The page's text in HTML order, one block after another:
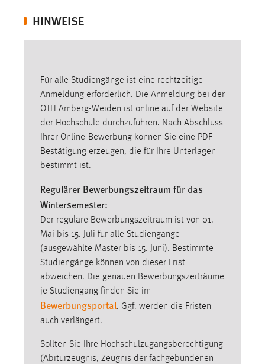
HINWEISE
Für alle Studiengänge ist eine rechtzeitige
Anmeldung erforderlich. Die Anmeldung bei der
OTH Amberg-Weiden ist online auf der Website
der Hochschule durchzuführen. Nach Abschluss
Ihrer Online-Bewerbung können Sie eine PDF-
Bestätigung erzeugen, die für Ihre Unterlagen
bestimmt ist.
Regulärer Bewerbungszeitraum für das
Wintersemester:
Der reguläre Bewerbungszeitraum ist von 01.
Mai bis 15. Juli für alle Studiengänge
(ausgewählte Master bis 15. Juni). Bestimmte
Studiengänge können von dieser Frist
abweichen. Die genauen Bewerbungszeiträume
je Studiengang finden Sie im
Bewerbungsportal. Ggf. werden die Fristen
auch verlängert.
Sollten Sie Ihre Hochschulzugangsberechtigung
(Abiturzeugnis, Zeugnis der fachgebundenen
Dieser Cookie speichert die ausgewählten Einverständnis-
Optionen des Benutzers
Cookie Laufzeit:
1 Jahr
Performance
Name:
staticfilecache
Zweck:
Für performante Seitenauslieferung wird in diesem Cookie
gespeichert, ob man eingeloggt ist.
Sprachpräferenz
Name:
site-language-preference
Zweck:
Das Cookie speichert die gewählte Sprache der Website.